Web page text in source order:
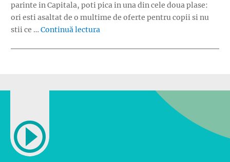
parinte in Capitala, poti pica in una din cele doua plase:
ori esti asaltat de o multime de oferte pentru copii si nu
stii ce … Continuă lectura